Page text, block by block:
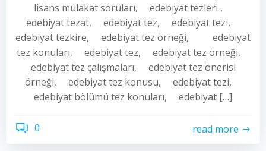
lisans mülakat soruları, edebiyat tezleri ,
edebiyat tezat, edebiyat tez, edebiyat tezi,
edebiyat tezkire, edebiyat tez örneği, edebiyat
tez konuları, edebiyat tez, edebiyat tez örneği,
edebiyat tez çalışmaları, edebiyat tez önerisi
örneği, edebiyat tez konusu, edebiyat tezi,
edebiyat bölümü tez konuları, edebiyat […]
0 read more